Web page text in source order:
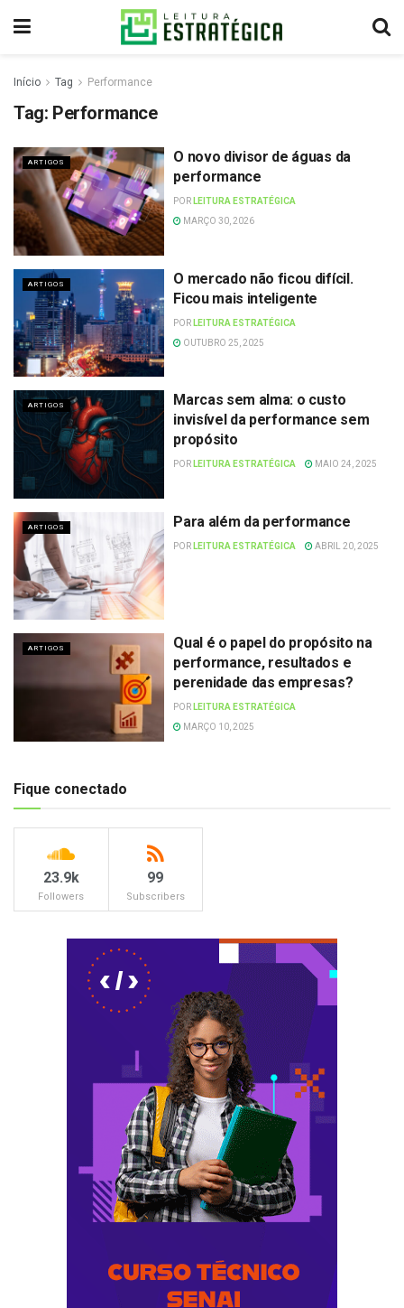
Início Tag Performance
Tag: Performance
ARTIGOS
O novo divisor de águas da
performance
POR LEITURA ESTRATÉGICA
MARÇO 30, 2026
ARTIGOS
O mercado não ficou difícil.
Ficou mais inteligente
POR LEITURA ESTRATÉGICA
OUTUBRO 25, 2025
ARTIGOS
Marcas sem alma: o custo
invisível da performance sem
propósito
POR LEITURA ESTRATÉGICA MAIO 24, 2025
ARTIGOS Para além da performance
POR LEITURA ESTRATÉGICA ABRIL 20, 2025
ARTIGOS
Qual é o papel do propósito na
performance, resultados e
perenidade das empresas?
POR LEITURA ESTRATÉGICA
MARÇO 10, 2025
Fique conectado
23.9k
Followers
99
Subscribers